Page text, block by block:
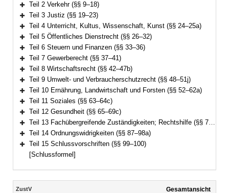
Bereich erweitern
Teil 2 Verkehr (§§ 9–18)
Bereich erweitern
Teil 3 Justiz (§§ 19–23)
Bereich erweitern
Teil 4 Unterricht, Kultus, Wissenschaft, Kunst (§§ 24–25a)
Bereich erweitern
Teil 5 Öffentliches Dienstrecht (§§ 26–32)
Bereich erweitern
Teil 6 Steuern und Finanzen (§§ 33–36)
Bereich erweitern
Teil 7 Gewerberecht (§§ 37–41)
Bereich erweitern
Teil 8 Wirtschaftsrecht (§§ 42–47b)
Bereich erweitern
Teil 9 Umwelt- und Verbraucherschutzrecht (§§ 48–51j)
Bereich erweitern
Teil 10 Ernährung, Landwirtschaft und Forsten (§§ 52–62a)
Bereich erweitern
Teil 11 Soziales (§§ 63–64c)
Bereich erweitern
Teil 12 Gesundheit (§§ 65–69c)
Bereich erweitern
Teil 13 Fachübergreifende Zuständigkeiten; Rechtshilfe (§§ 70–86)
Bereich erweitern
Teil 14 Ordnungswidrigkeiten (§§ 87–98a)
Bereich erweitern
Teil 15 Schlussvorschriften (§§ 99–100)
[Schlussformel]
Inhalt
ZustV
Gesamtansicht